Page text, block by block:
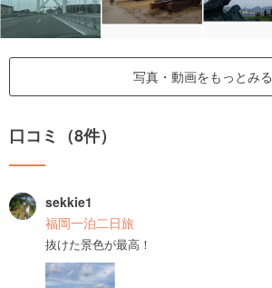
写真・動画をもっとみる
口コミ（8件）
sekkie1
福岡一泊二日旅
抜けた景色が最高！